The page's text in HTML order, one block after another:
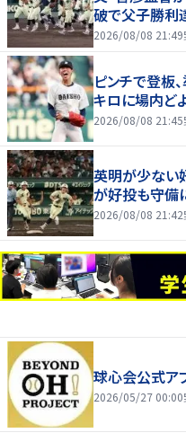
破で父子勝利
2026/08/08 21:49
ピンチで登板
キロに場内ど
2026/08/08 21:45
英明が少な
が好投も守備
2026/08/08 21:42
球心会公式ア
2026/05/27 00:00